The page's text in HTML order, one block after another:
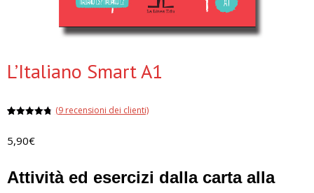
L’Italiano Smart A1
su base
(9recensioni dei clienti)
5,90€
Attività ed esercizi dalla carta alla